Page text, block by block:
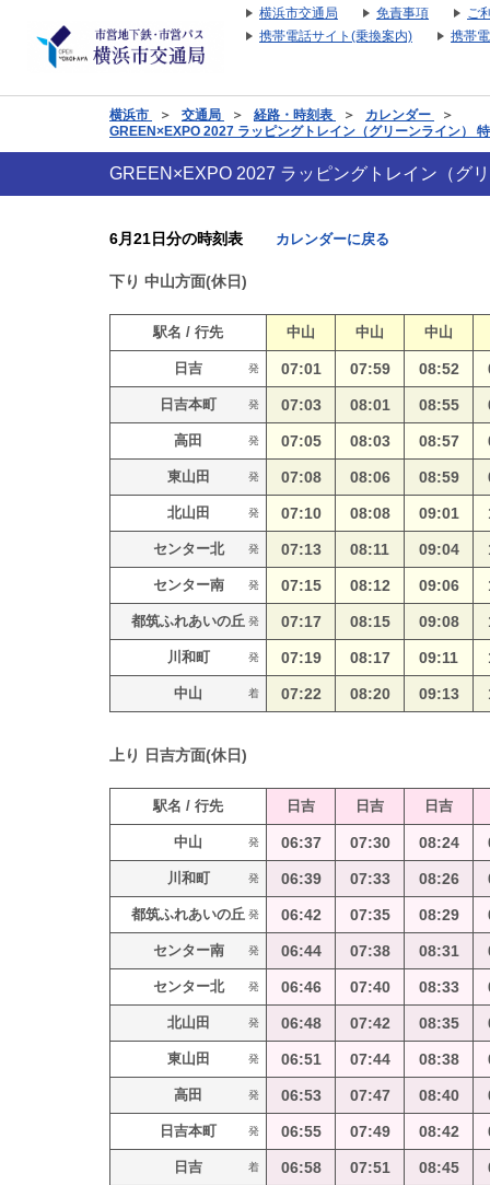
横浜市交通局 免責事項
ご
携帯電話サイト(乗換案内)
携帯
横浜市 ＞ 交通局 ＞ 経路・時刻表 ＞ カレンダー
＞
GREEN×EXPO 2027 ラッピングトレイン（グリーンライン）
GREEN×EXPO 2027 ラッピングトレイン（グ
6月21日分の時刻表 カレンダーに戻る
下り 中山方面(休日)
駅名 / 行先 中山 中山 中山
日吉 発 07:01 07:59 08:52
日吉本町 発 07:03 08:01 08:55
高田 発 07:05 08:03 08:57
東山田 発 07:08 08:06 08:59
北山田 発 07:10 08:08 09:01
センター北 発 07:13 08:11 09:04
センター南 発 07:15 08:12 09:06
都筑ふれあいの丘 発 07:17 08:15 09:08
川和町 発 07:19 08:17 09:11
中山 着 07:22 08:20 09:13
上り 日吉方面(休日)
駅名 / 行先 日吉 日吉 日吉
中山 発 06:37 07:30 08:24
川和町 発 06:39 07:33 08:26
都筑ふれあいの丘 発 06:42 07:35 08:29
センター南 発 06:44 07:38 08:31
センター北 発 06:46 07:40 08:33
北山田 発 06:48 07:42 08:35
東山田 発 06:51 07:44 08:38
高田 発 06:53 07:47 08:40
日吉本町 発 06:55 07:49 08:42
日吉 着 06:58 07:51 08:45